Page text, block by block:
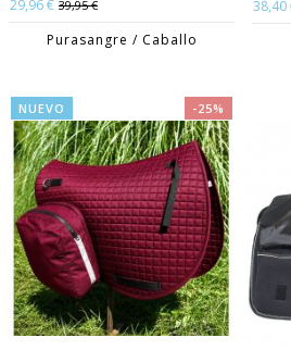
29,96 € 39,95 €
Purasangre / Caballo
38,40
NUEVO -25%